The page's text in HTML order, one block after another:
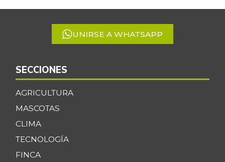
5
UNIRSE A WHATSAPP
SECCIONES
AGRICULTURA
MASCOTAS
CLIMA
TECNOLOGÍA
FINCA